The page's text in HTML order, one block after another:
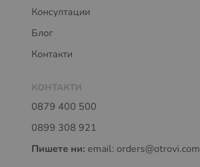
Консултации
Блог
Контакти
КОНТАКТИ
0879 400 500
0899 308 921
Пишете ни: email: orders@otrovi.com